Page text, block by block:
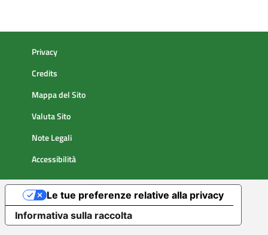
Privacy
Credits
Mappa del Sito
Valuta Sito
Note Legali
Accessibilità
Informativa sulla raccolta
Le tue preferenze relative alla privacy